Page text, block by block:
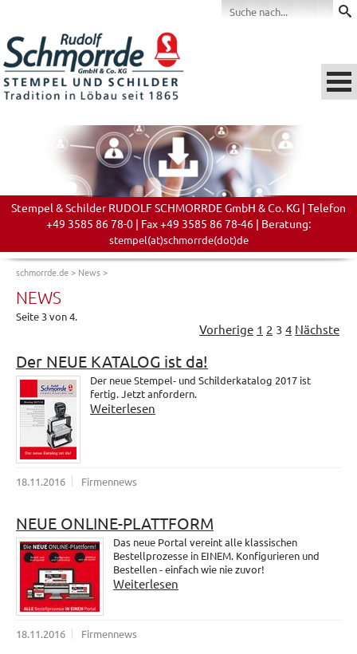
Stempel & Schilder RUDOLF SCHMORRDE GmbH & Co. KG | Telefon
+49 3585 86 78-0 | Fax +49 3585 86 78-46 | Beratung:
stempel(at)schmorrde(dot)de
schmorrde.de> News>
NEWS
Seite 3 von 4.
Vorherige 1 2 3 4 Nächste
Der NEUE KATALOG ist da!
Der neue Stempel- und Schilderkatalog 2017 ist
fertig. Jetzt anfordern.
Weiterlesen
18.11.2016 Firmennews
NEUE ONLINE-PLATTFORM
Das neue Portal vereint alle klassischen
Bestellprozesse in EINEM. Konfigurieren und
Bestellen - einfach wie nie zuvor!
Weiterlesen
18.11.2016 Firmennews